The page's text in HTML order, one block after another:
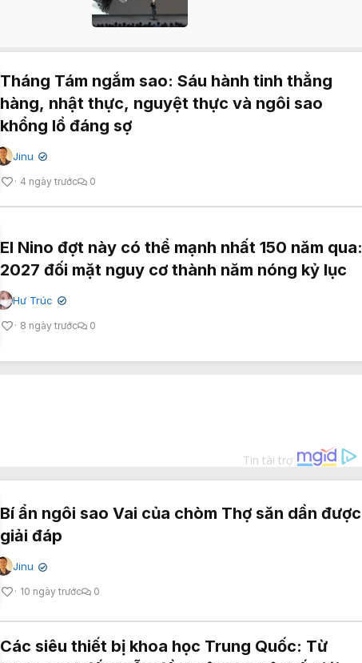
Tháng Tám ngắm sao: Sáu hành tinh thẳng
hàng, nhật thực, nguyệt thực và ngôi sao
khổng lồ đáng sợ
Jinu ✔
4 ngày trước 0
El Nino đợt này có thể mạnh nhất 150 năm qua:
2027 đối mặt nguy cơ thành năm nóng kỷ lục
Hư Trúc ✔
8 ngày trước 0
Bí ẩn ngôi sao Vai của chòm Thợ săn dần được
giải đáp
Jinu ✔
10 ngày trước 0
Các siêu thiết bị khoa học Trung Quốc: Từ